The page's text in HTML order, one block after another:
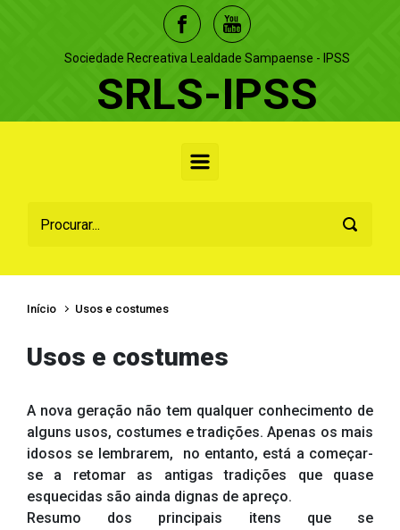
Sociedade Recreativa Lealdade Sampaense - IPSS
SRLS-IPSS
Início Usos e costumes
Usos e costumes
A nova geração não tem qualquer conhecimento de
alguns usos, costumes e tradições. Apenas os mais
idosos se lembrarem, no entanto, está a começar-
se a retomar as antigas tradições que quase
esquecidas são ainda dignas de apreço.
Resumo dos principais itens que se